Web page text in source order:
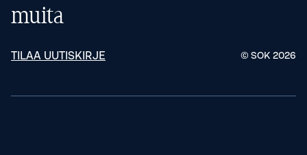
muita
TILAA UUTISKIRJE © SOK 2026